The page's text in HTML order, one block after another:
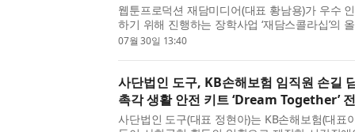
웹툰프로덕션 재담미디어(대표 황남용)가 우수
하기 위해 진행하는 장학사업 ‘재담스콜라십’의
쳤다고 밝혔다. ‘재담스콜라십’은 재담미디어가
07월 30일 13:40
사단법인 도구, KB손해보험 임직원 손길
촉각 생활 안전 키트 ‘Dream Together’
사단법인 도구(대표 정현아)는 KB손해보험(대표